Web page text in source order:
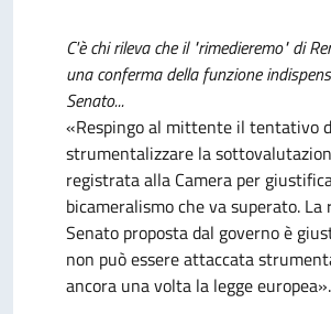
C'è chi rileva che il "rimedieremo" di
una conferma della funzione
Senato...
«Respingo al mittente il tentativo
strumentalizzare la
registrata alla Camera per
bicameralismo che va superato. La
Senato proposta dal governo è
non può essere attaccata
ancora una volta la legge europea».